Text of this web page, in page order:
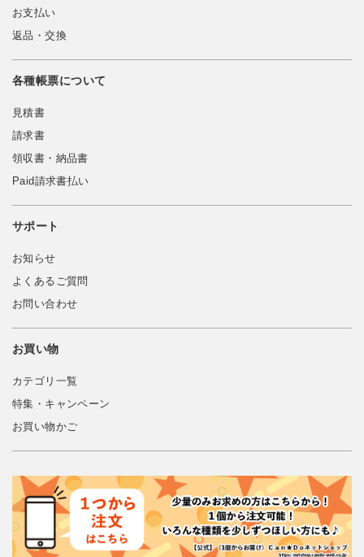
お支払い
返品・交換
各種帳票について
見積書
請求書
領収書・納品書
Paid請求書払い
サポート
お知らせ
よくあるご質問
お問い合わせ
お買い物
カテゴリ一覧
特集・キャンペーン
お買い物かご